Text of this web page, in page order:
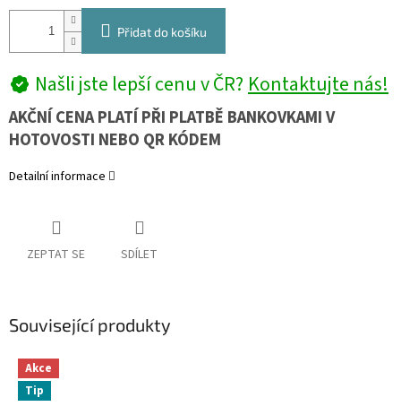
Přidat do košíku
Našli jste lepší cenu v ČR?Kontaktujte nás!
AKČNÍ CENA PLATÍ PŘI PLATBĚ BANKOVKAMI V
HOTOVOSTI NEBO QR KÓDEM
Detailní informace
ZEPTAT SE SDÍLET
Související produkty
Akce
Tip